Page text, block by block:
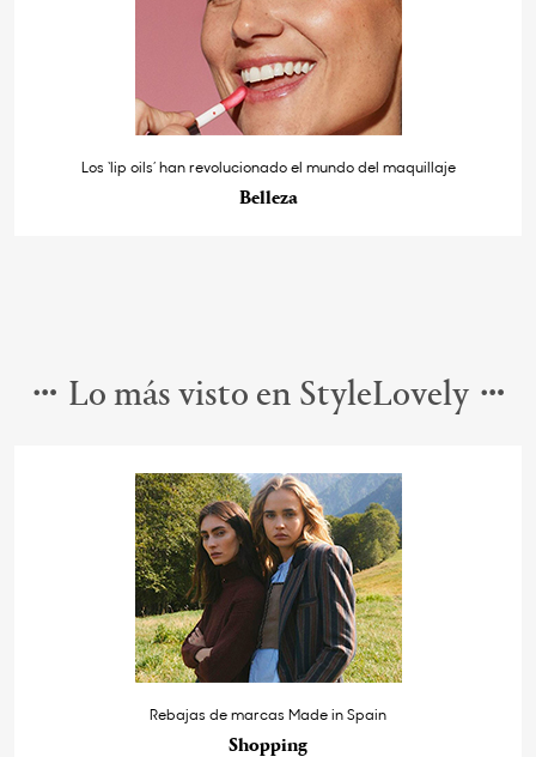
Los ‘lip oils’ han revolucionado el mundo del maquillaje
Belleza
Lo más visto en StyleLovely
Rebajas de marcas Made in Spain
Shopping